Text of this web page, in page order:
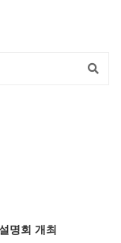
회 개최